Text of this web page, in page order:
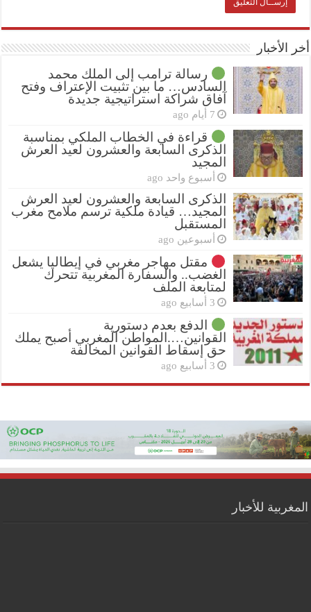
أخر الأخبار
رسالة ترامب إلى الملك محمد
السادس… ما بين تثبيت الإعتراف وفتح
آفاق شراكة استراتيجية جديدة
7 أيام ago
قراءة في الخطاب الملكي بمناسبة
الذكرى السابعة والعشرون لعيد العرش
المجيد
أسبوع واحد ago
الذكرى السابعة والعشرون لعيد العرش
المجيد… قيادة ملكية ترسم ملامح مغرب
المستقبل
أسبوعين ago
مقتل مهاجر مغربي في إيطاليا يشعل
الغضب.. والسفارة المغربية تتحرك
لمتابعة الملف
3 أسابيع ago
الدفع بعدم دستورية
القوانين….المواطن المغربي أصبح يملك
حق إسقاط القوانين المخالفة
3 أسابيع ago
المغربية للأخبار